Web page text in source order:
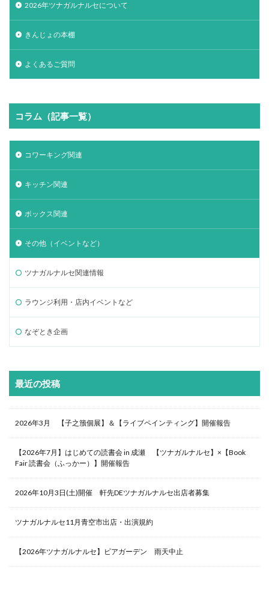
2026年ツナガルナルセについて
きんじょの本棚
よくあるご質問
コラム（記事一覧）
コワーキング関連
キッチン関連
ボックス関連
その他（イベントなど）
ツナガルナルセ関連情報
ラウンジ利用・店内イベントなど
なぞとき企画
最近の投稿
2026年3月 【子之籏個展】＆【ライブペインティング】開催報告
【2026年7月】はじめての読書会 in 成瀬 【ツナガルナルセ】×【Book
Fair 読書会（ふっかー）】開催報告
2026年10月3日(土)開催 軒先DEツナガルナルセ出店者募集
ツナガルナルセ11月青空市出店・出演規約
【2026年ツナガルナルセ】ビアガーデン 雨天中止